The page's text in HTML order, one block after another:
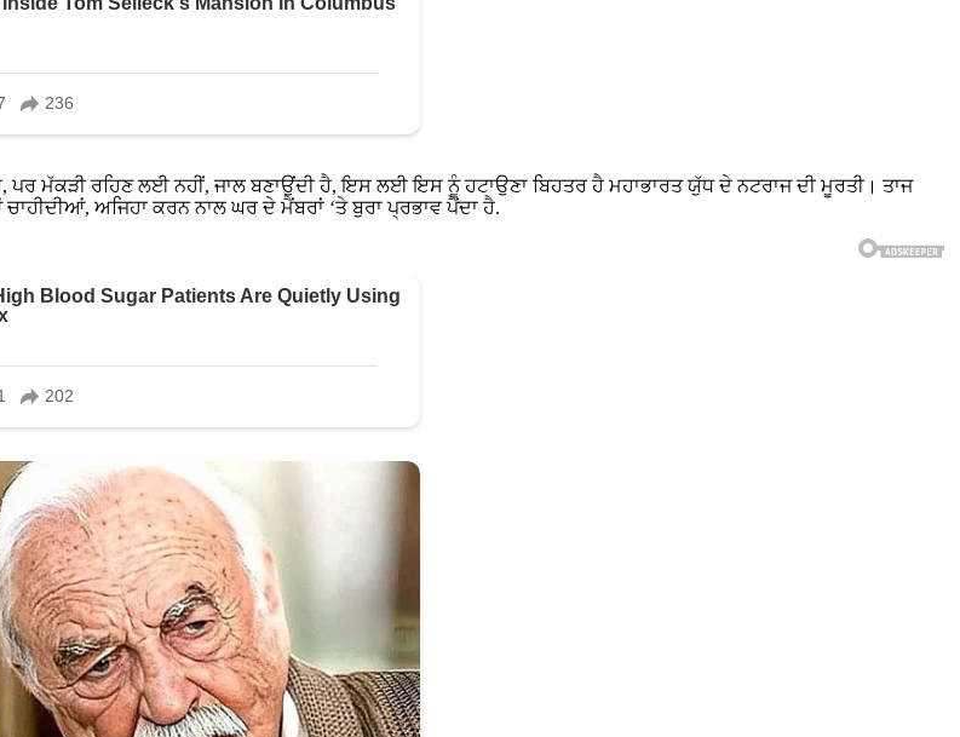
ਮੱਕੜੀ ਰਹਿਣ ਲਈ ਨਹੀਂ, ਜਾਲ ਬਣਾਉਂਦੀ ਹੈ, ਇਸ ਲਈ ਇਸ ਨੂੰ ਹਟਾਉਣਾ ਬਿਹਤਰ ਹੈ ਮਹਾਭਾਰਤ ਯੁੱਧ ਦੇ ਨਟਰਾਜ ਦੀ ਮੂਰਤੀ। ਤਾਜ
ਅਜਿਹਾ ਕਰਨ ਨਾਲ ਘਰ ਦੇ ਮੈਂਬਰਾਂ ‘ਤੇ ਬੁਰਾ ਪ੍ਰਭਾਵ ਪੈਂਦਾ ਹੈ.